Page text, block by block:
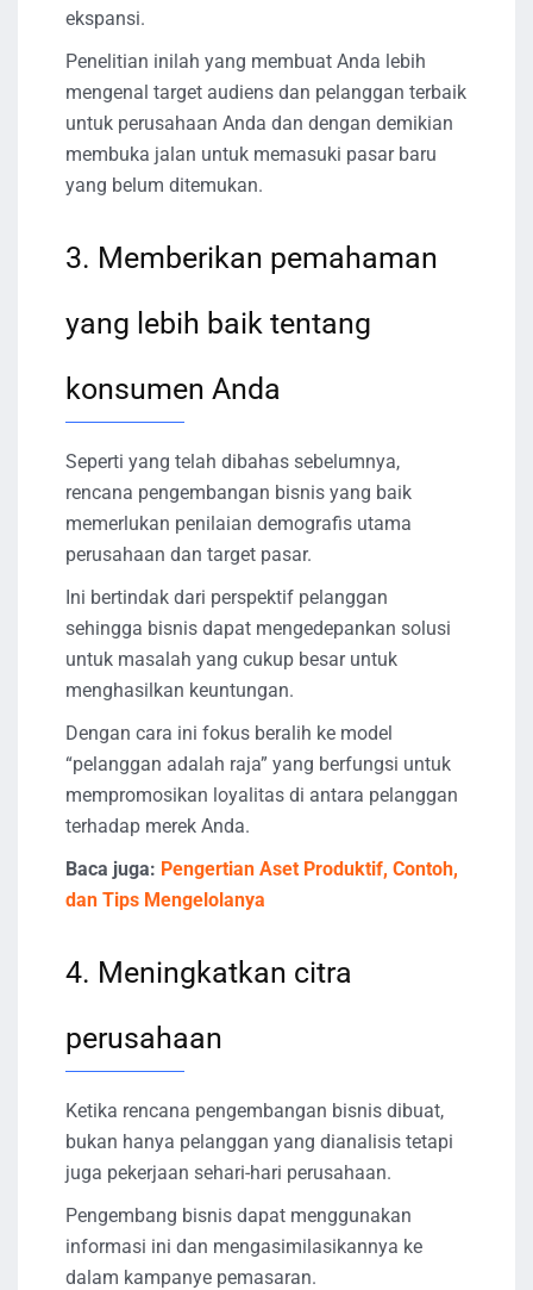
ekspansi.
Penelitian inilah yang membuat Anda lebih
mengenal target audiens dan pelanggan terbaik
untuk perusahaan Anda dan dengan demikian
membuka jalan untuk memasuki pasar baru
yang belum ditemukan.
3. Memberikan pemahaman
yang lebih baik tentang
konsumen Anda
Seperti yang telah dibahas sebelumnya,
rencana pengembangan bisnis yang baik
memerlukan penilaian demografis utama
perusahaan dan target pasar.
Ini bertindak dari perspektif pelanggan
sehingga bisnis dapat mengedepankan solusi
untuk masalah yang cukup besar untuk
menghasilkan keuntungan.
Dengan cara ini fokus beralih ke model
“pelanggan adalah raja” yang berfungsi untuk
mempromosikan loyalitas di antara pelanggan
terhadap merek Anda.
Baca juga: Pengertian Aset Produktif, Contoh,
dan Tips Mengelolanya
4. Meningkatkan citra
perusahaan
Ketika rencana pengembangan bisnis dibuat,
bukan hanya pelanggan yang dianalisis tetapi
juga pekerjaan sehari-hari perusahaan.
Pengembang bisnis dapat menggunakan
informasi ini dan mengasimilasikannya ke
dalam kampanye pemasaran.